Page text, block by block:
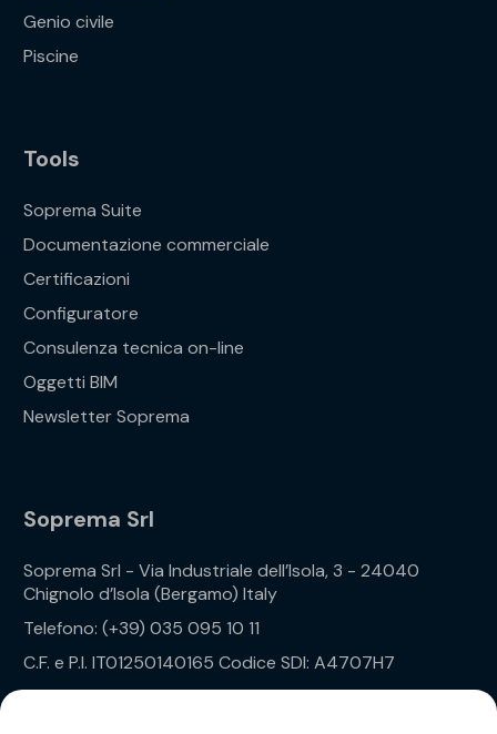
Genio civile
Piscine
Tools
Soprema Suite
Documentazione commerciale
Certificazioni
Configuratore
Consulenza tecnica on-line
Oggetti BIM
Newsletter Soprema
Soprema Srl
Soprema Srl - Via Industriale dell’Isola, 3 - 24040
Chignolo d’Isola (Bergamo) Italy
Telefono: (+39) 035 095 10 11
C.F. e P.I. IT01250140165 Codice SDI: A4707H7
Privacy Policy